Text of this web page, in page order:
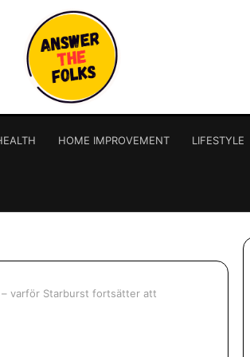
HOME IMPROVEMENT LIFESTYLE
varför Starburst fortsätter att